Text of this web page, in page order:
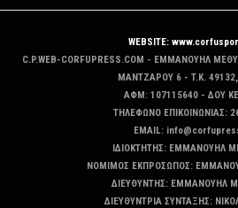
WEBSITE:
C.P.WEB-CORFUPRESS.COM - ΕΜΜΑΝΟΥΗΛ
MANTZAΡΟΥ 6 - T.K.
ΑΦΜ: 107115640 - ΔΟΥ
ΤΗΛΕΦΩΝΟ ΕΠΙΚΟΙΝΩΝΙΑΣ:
EMAIL:
ΙΔΙΟΚΤΗΤΗΣ: EMMANOYΗΛ
ΝΟΜΙΜΟΣ ΕΚΠΡΟΣΩΠΟΣ:
ΔΙΕΥΘΥΝΤΗΣ: EMMANOYΗΛ
ΔΙΕΥΘΥΝΤΡΙΑ ΣΥΝΤΑΞΗΣ: